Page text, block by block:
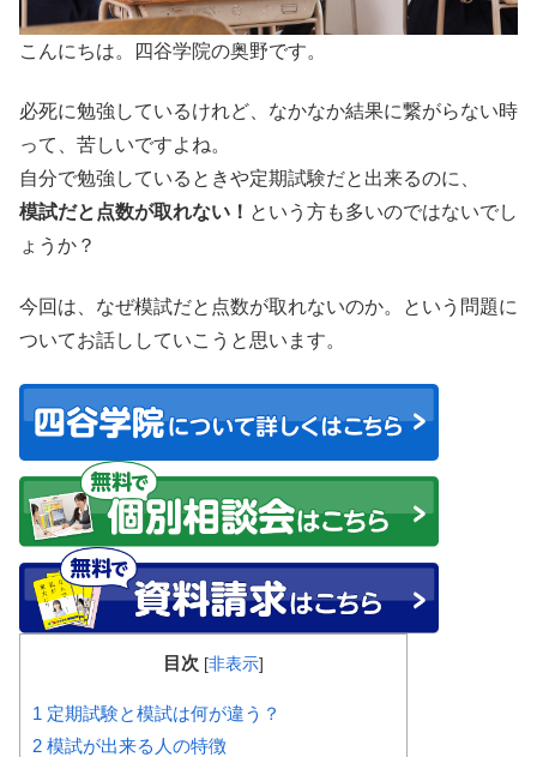
こんにちは。四谷学院の奥野です。
必死に勉強しているけれど、なかなか結果に繋がらない時
って、苦しいですよね。
自分で勉強しているときや定期試験だと出来るのに、
模試だと点数が取れない！ という方も多いのではないでし
ょうか？
今回は、なぜ模試だと点数が取れないのか。という問題に
ついてお話ししていこうと思います。
目次 [非表示]
1 定期試験と模試は何が違う？
2 模試が出来る人の特徴